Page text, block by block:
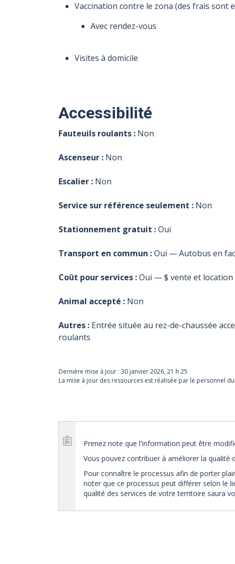
Vaccination contre le zona (des frais sont
Avec rendez-vous
Visites à domicile
Accessibilité
Fauteuils roulants : Non
Ascenseur : Non
Escalier : Non
Service sur référence seulement : Non
Stationnement gratuit :Oui
Transport en commun :Oui — Autobus en
Coût pour services :Oui — $ vente et
Animal accepté : Non
Autres : Entrée située au rez-de-chaussée
roulants
Dernière mise à jour : 30 janvier 2026, 21 h 25
La mise à jour des ressources est réalisée par le personnel
Prenez note que l'information peut être
Vous pouvez contribuer à améliorer la qualité
Pour connaître le processus afin de porter
noter que ce processus peut différer selon le
qualité des services de votre territoire saura